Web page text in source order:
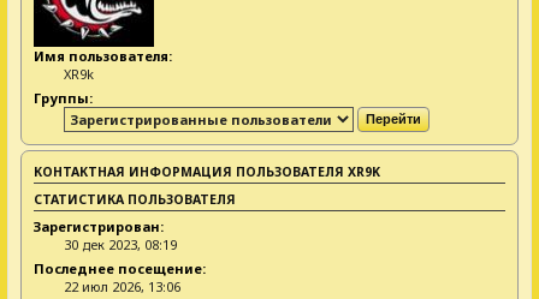
Имя пользователя:
XR9k
Группы:
КОНТАКТНАЯ ИНФОРМАЦИЯ ПОЛЬЗОВАТЕЛЯ XR9K
СТАТИСТИКА ПОЛЬЗОВАТЕЛЯ
Зарегистрирован:
30 дек 2023, 08:19
Последнее посещение:
22 июл 2026, 13:06